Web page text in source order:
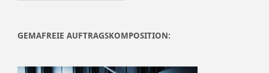
GEMAFREIE AUFTRAGSKOMPOSITION: